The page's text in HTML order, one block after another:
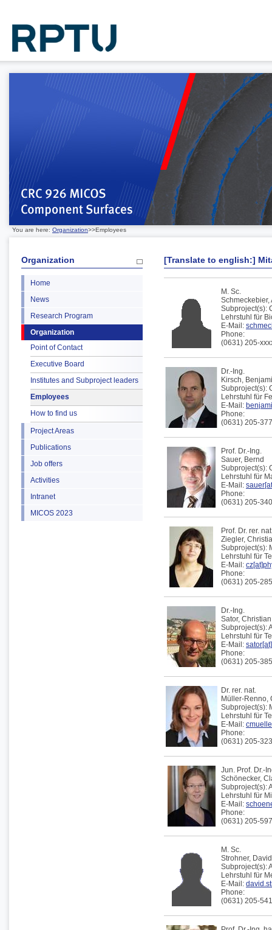
You are here: Organization>>Employees
Organization
Home
News
Research Program
Organization
Point of Contact
Executive Board
Institutes and Subproject leaders
Employees
How to find us
Project Areas
Publications
Job offers
Activities
Intranet
MICOS 2023
[Translate to english:]
M. Sc.
Schmeckebier,
Subproject(s):
Lehrstuhl für
E-Mail:
Phone:
(0631) 205-
Dr.-Ing.
Kirsch,
Subproject(s):
Lehrstuhl für
E-Mail:
Phone:
(0631) 205-
Prof. Dr.-Ing.
Sauer, Bernd
Subproject(s):
Lehrstuhl für
E-Mail:
Phone:
(0631) 205-
Prof. Dr. rer.
Ziegler,
Subproject(s):
Lehrstuhl für
E-Mail:
Phone:
(0631) 205-
Dr.-Ing.
Sator, Christian
Subproject(s):
Lehrstuhl für
E-Mail:
Phone:
(0631) 205-
Dr. rer. nat.
Müller-Renno,
Subproject(s):
Lehrstuhl für
E-Mail:
Phone:
(0631) 205-
Jun. Prof. Dr.-
Schönecker,
Subproject(s):
Lehrstuhl für
E-Mail:
Phone:
(0631) 205-
M. Sc.
Strohner, David
Subproject(s):
Lehrstuhl für
E-Mail:
Phone:
(0631) 205-